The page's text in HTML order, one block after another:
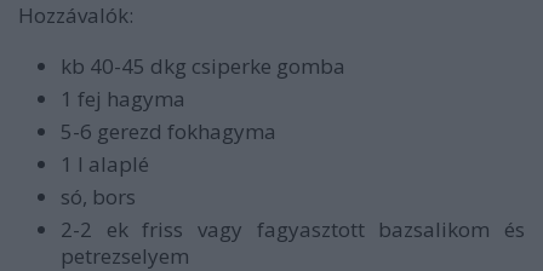
Hozzávalók:
kb 40-45 dkg csiperke gomba
1 fej hagyma
5-6 gerezd fokhagyma
1 l alaplé
só, bors
2-2 ek friss vagy fagyasztott bazsalikom és
petrezselyem